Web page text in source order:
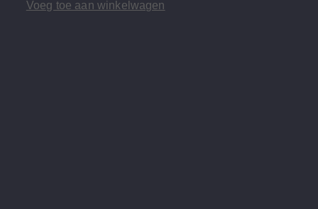
Voeg toe aan winkelwagen